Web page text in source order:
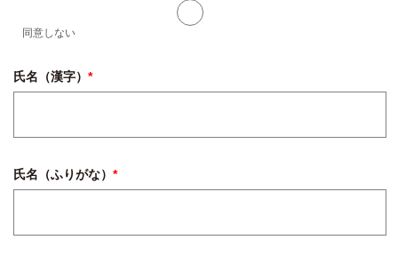
同意しない
氏名（漢字） *
氏名（ふりがな） *